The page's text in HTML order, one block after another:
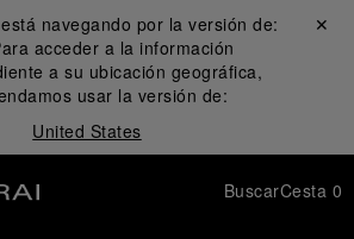
navegando por la versión de:
acceder a la información
a su ubicación geográfica,
usar la versión de:
United States
Cerrar ✕
BuscarCesta 0